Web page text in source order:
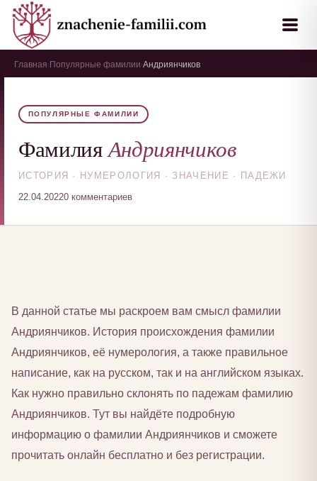
Главная Популярные фамилии Андриянчиков
ПОПУЛЯРНЫЕ ФАМИЛИИ
ФамилияАндриянчиков
ИСТОРИЯ · НУМЕРОЛОГИЯ · ЗНАЧЕНИЕ · ПАДЕЖИ
22.04.20220 комментариев
В данной статье мы раскроем вам смысл фамилии
Андриянчиков. История происхождения фамилии
Андриянчиков, её нумерология, а также правильное
написание, как на русском, так и на английском языках.
Как нужно правильно склонять по падежам фамилию
Андриянчиков. Тут вы найдёте подробную
информацию о фамилии Андриянчиков и сможете
прочитать онлайн бесплатно и без регистрации.